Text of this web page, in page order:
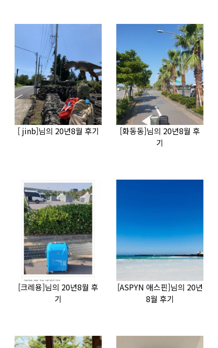
[ jinb]님의 20년8월 후기
[화동동]님의 20년8월 후
기
[크레용]님의 20년8월 후
기
[ASPYN 애스핀]님의 20년
8월 후기